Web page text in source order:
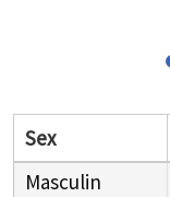
Sex
Masculin